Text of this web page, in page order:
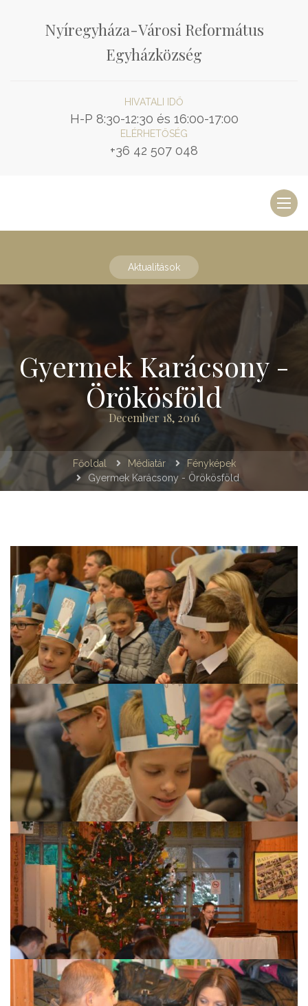
Nyíregyháza-Városi Református
Egyházközség
HIVATALI IDŐ
H-P 8:30-12:30 és 16:00-17:00
ELÉRHETŐSÉG
+36 42 507 048
Aktualitások
Gyermek Karácsony -
Örökösföld
December 18, 2016
Főoldal Médiatár
Fényképek
Gyermek Karácsony - Örökösföld